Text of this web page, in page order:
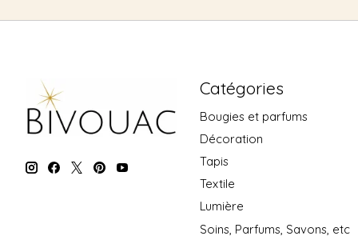
Catégories
Bougies et parfums
Décoration
Tapis
Textile
Lumière
Soins, Parfums, Savons, etc